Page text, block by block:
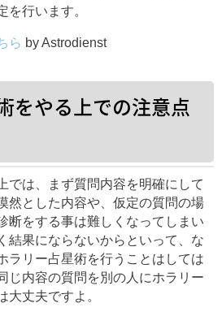
を行います。
ら by Astrodienst
をやる上での注意点
では、まず質問内容を明確にして
然とした内容や、仮定の質問の場
断をする事は難しくなってしまい
結果にならないからといって、な
ラリー占星術を行うことはしては
じ内容の質問を別の人にホラリー
大丈夫ですよ。